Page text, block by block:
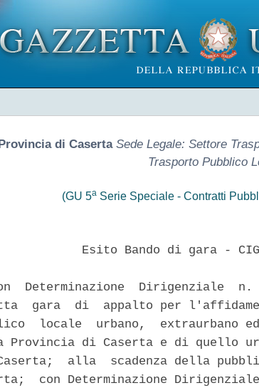
di Caserta Sede Legale: Settore
Trasporto Pubblico
(GU 5a Serie Speciale - Contratti
Esito Bando di gara -
Determinazione  Dirigenziale
gara  di  appalto per
locale  urbano,  extraurbano
Provincia di Caserta e di quello
alla  scadenza della
con Determinazione